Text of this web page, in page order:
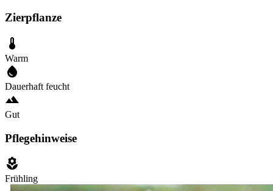
Zierpflanze
Warm
Dauerhaft feucht
Gut
Pflegehinweise
Frühling